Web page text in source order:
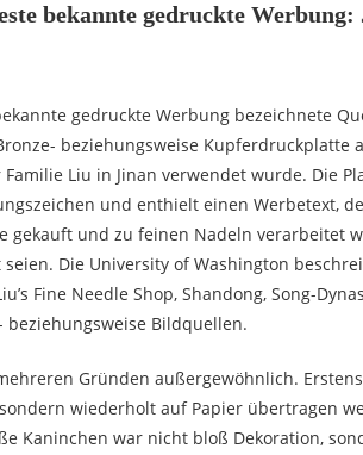
bekannte gedruckte Werbung:
gedruckte Werbung bezeichnete
beziehungsweise Kupferdruckplatte
Liu in Jinan verwendet wurde. Die
und enthielt einen Werbetext,
gekauft und zu feinen Nadeln verarbeitet
Die University of Washington
Fine Needle Shop, Shandong, Song-
beziehungsweise Bildquellen.
Gründen außergewöhnlich.
wiederholt auf Papier übertragen
Kaninchen war nicht bloß Dekoration,